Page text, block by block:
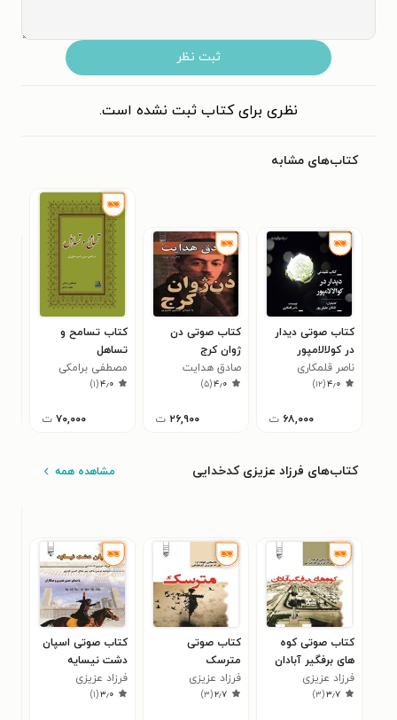
ثبت نظر
نظری برای کتاب ثبت نشده است.
کتاب‌های مشابه
کتاب صوتی دیدار
در کولالامپور
ناصر قلمکاری
۴٫۰(۱۲)
۶۸,۰۰۰ ت
کتاب صوتی دن
ژوان کرج
صادق هدایت
۴٫۰(۵)
۲۶,۹۰۰ ت
کتاب تسامح و
تساهل
مصطفی برامکی
۴٫۰(۱)
۷۰,۰۰۰ ت
کتاب‌های فرزاد عزیزی کدخدایی مشاهده همه
کتاب صوتی کوه‌
های برفگیر آبادان
فرزاد عزیزی
کدخدایی
۳٫۷(۳)
کتاب صوتی
مترسک
فرزاد عزیزی
کدخدایی
۲٫۷(۳)
کتاب صوتی اسپان
دشت نیسایه
فرزاد عزیزی
کدخدایی
۳٫۰(۱)